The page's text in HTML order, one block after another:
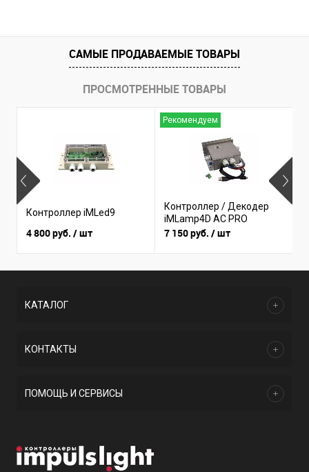
САМЫЕ ПРОДАВАЕМЫЕ ТОВАРЫ
ПРОСМОТРЕННЫЕ ТОВАРЫ
Контроллер iMLed9
4 800 руб. / шт
Рекомендуем
Контроллер / Декодер
iMLamp4D AC PRO
7 150 руб. / шт
КАТАЛОГ
КОНТАКТЫ
ПОМОЩЬ И СЕРВИСЫ